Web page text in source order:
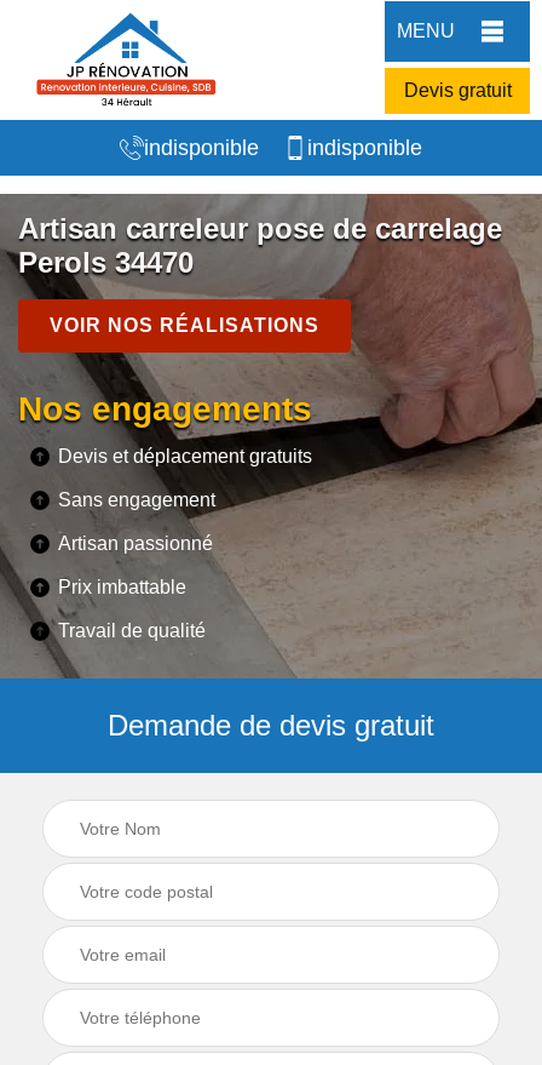
MENU
Devis gratuit
indisponible indisponible
Artisan carreleur pose de carrelage
Perols 34470
VOIR NOS RÉALISATIONS
Nos engagements
Devis et déplacement gratuits
Sans engagement
Artisan passionné
Prix imbattable
Travail de qualité
Demande de devis gratuit